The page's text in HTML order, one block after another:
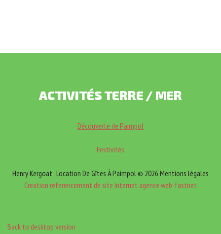
ACTIVITÉS TERRE / MER
Découverte de Paimpol
Festivités
Henry Kergoat Location De Gîtes À Paimpol© 2026 Mentions légales
Creation referencement de site Internet agence web-fastnet
Back to desktop version